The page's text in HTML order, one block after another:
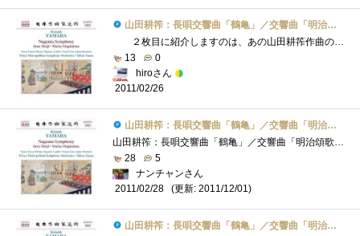
山田耕筰：長唄交響曲「鶴亀」／交響曲「明治頌歌」／舞踊交響曲「マグダラのマリア」（都響／湯浅卓雄）
２枚目に紹介しますのは、あの山田耕筰作曲の３曲です。（下記参照）山田耕筰と言えば特に有名な局に「赤とんぼ」「この道」「からたち�...
13
0
hiroさん
2011/02/26
山田耕筰：長唄交響曲「鶴亀」／交響曲「明治頌歌」／舞踊交響曲「マグダラのマリア」（都響／湯浅卓雄）
山田耕筰：長唄交響曲「鶴亀」／交響曲「明治頌歌」／舞踊交響曲「マグダラのマリア」（都響／湯浅卓雄）【解説】長唄交響曲「鶴亀」は、今�...
28
5
ナンチャンさん
2011/02/28
(更新: 2011/12/01)
山田耕筰：長唄交響曲「鶴亀」／交響曲「明治頌歌」／舞踊交響曲「マグダラのマリア」（都響／湯浅卓雄）